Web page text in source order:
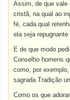
Assim, de que vale
cristã, na qual ao
fé, cada qual
ela seja
E de que modo
Conselho homens
como, por
sagrada Tradição
Como os que